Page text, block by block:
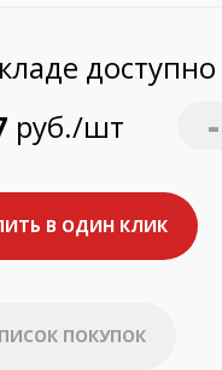
доступно
руб./шт -
В ОДИН КЛИК
ПОКУПОК